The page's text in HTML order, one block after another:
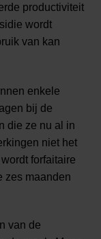
productiviteit
wordt
van kan
enkele
bij de
die ze nu al in
niet het
forfaitaire
zes maanden
van de